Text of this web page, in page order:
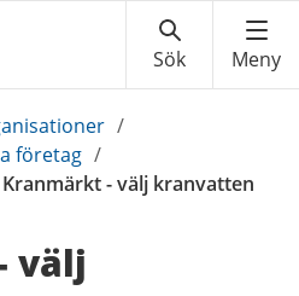
/
företag /
Kranmärkt - välj kranvatten
välj